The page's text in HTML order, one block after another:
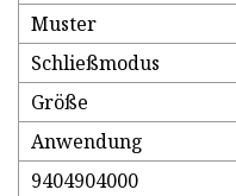
Muster
Schließmodus
Größe
Anwendung
9404904000